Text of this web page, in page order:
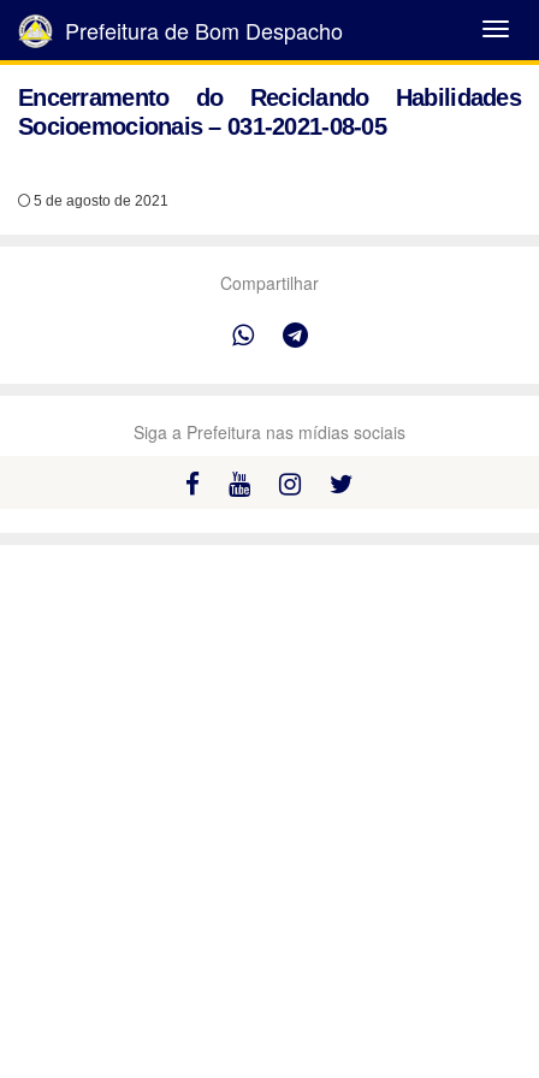
Abrir
Menu
Prefeitura de Bom Despacho
Encerramento do Reciclando Habilidades
Socioemocionais – 031-2021-08-05
5 de agosto de 2021
Compartilhar
Siga a Prefeitura nas mídias sociais